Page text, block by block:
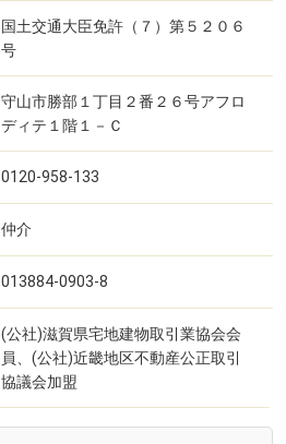
国土交通大臣免許（７）第５２０６
号
守山市勝部１丁目２番２６号アフロ
ディテ１階１－Ｃ
0120-958-133
仲介
013884-0903-8
(公社)滋賀県宅地建物取引業協会会
員、(公社)近畿地区不動産公正取引
協議会加盟